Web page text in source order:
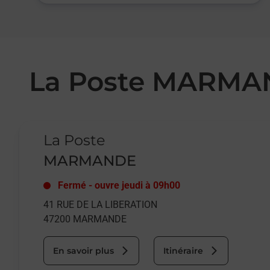
La Poste
La Poste
MARMANDE
Fermé - ouvre jeudi à 09h00
41 RUE DE LA LIBERATION
47200 MARMANDE
En savoir plus Itinéraire